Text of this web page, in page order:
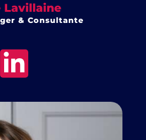
Lavillaine
& Consultante